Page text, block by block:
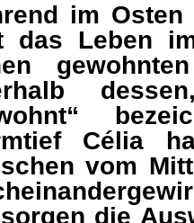
im
das Leben
der
sorgen die
Auf